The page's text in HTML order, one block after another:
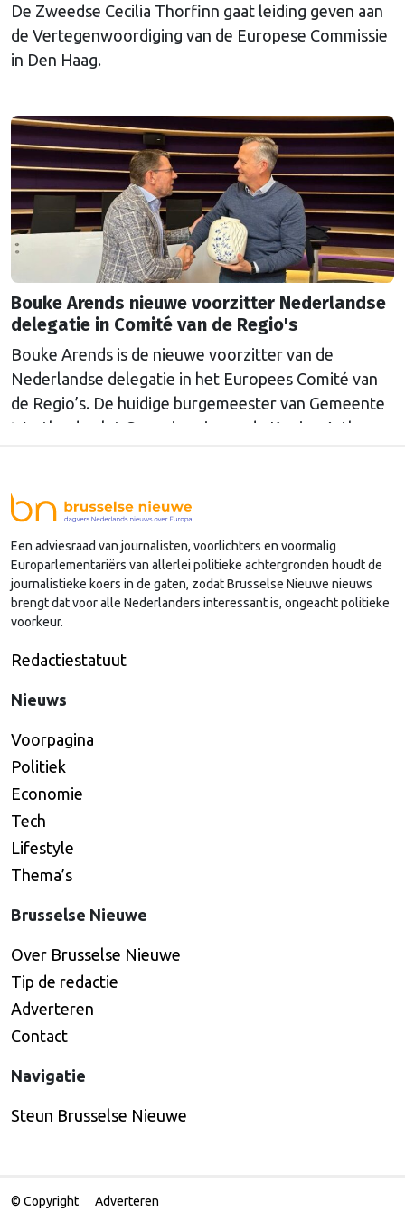
De Zweedse Cecilia Thorfinn gaat leiding geven aan
de Vertegenwoordiging van de Europese Commissie
in Den Haag.
Bouke Arends nieuwe voorzitter Nederlandse
delegatie in Comité van de Regio's
Bouke Arends is de nieuwe voorzitter van de
Nederlandse delegatie in het Europees Comité van
de Regio’s. De huidige burgemeester van Gemeente
Westland volgt Commissaris van de Koning Arthur
Nederlandse regio’s behoorlijk succesvol in hun
lobby in Brussel, en dat komt vooral omdat …
Continued
Een adviesraad van journalisten, voorlichters en voormalig
Europarlementariërs van allerlei politieke achtergronden houdt de
journalistieke koers in de gaten, zodat Brusselse Nieuwe nieuws
brengt dat voor alle Nederlanders interessant is, ongeacht politieke
voorkeur.
Redactiestatuut
Nieuws
Voorpagina
Politiek
Economie
Tech
Lifestyle
Thema’s
Brusselse Nieuwe
Over Brusselse Nieuwe
Tip de redactie
Adverteren
Contact
Navigatie
Steun Brusselse Nieuwe
© Copyright Adverteren